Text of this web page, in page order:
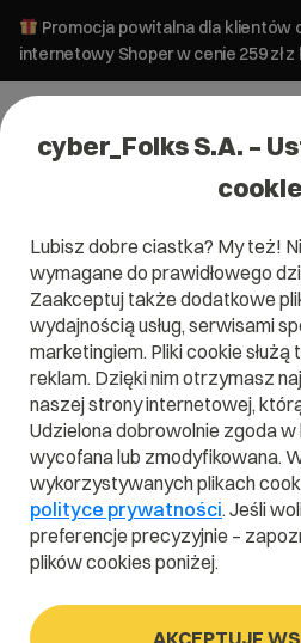
Promocja powitalna dla klientów
internetowy Shoper w cenie 259 zł z
administracji
cyber_Folks S.A. –
Lubisz dobre ciastka? My też!
wymagane do prawidłowego
Zaakceptuj także dodatkowe
wydajnością usług, serwisami
marketingiem. Pliki cookie
reklam. Dzięki nim otrzymasz
naszej strony internetowej,
Udzielona dobrowolnie zgoda
wycofana lub zmodyfikowana.
wykorzystywanych plikach
polityce prywatności. Jeśli
preferencje precyzyjnie –
plików cookies poniżej.
AKCEPTUJĘ